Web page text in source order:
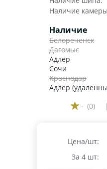
Наличие
Наличие
Белореченск
Дагомыс
Адлер
Сочи
Краснодар
Адлер
- (0)
Цена/шт:
За 4 шт: